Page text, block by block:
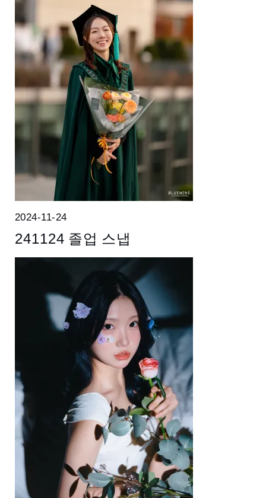
2024-11-24
241124 졸업 스냅